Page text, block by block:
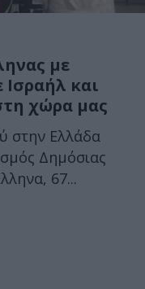
με
Ισραήλ και
χώρα μας
στην Ελλάδα
Δημόσιας
67...